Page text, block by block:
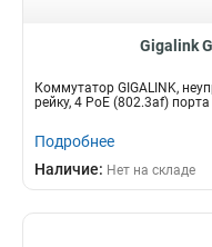
Gigalink
Коммутатор GIGALINK,
рейку, 4 PoE (802.3af)
Подробнее
Наличие: Нет на складе